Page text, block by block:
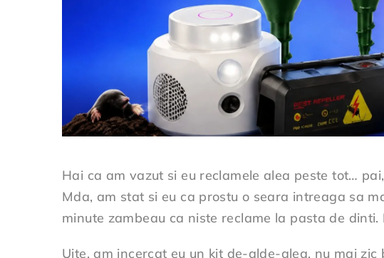
Hai ca am vazut si eu reclamele alea peste tot…
Mda, am stat si eu ca prostu o seara intreaga sa
minute zambeau ca niste reclame la pasta de
Uite, am incercat eu un kit de-alde-alea, nu mai